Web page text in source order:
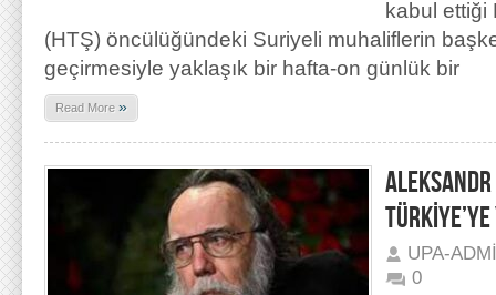
kabul ettiği
(HTŞ) öncülüğündeki Suriyeli muhaliflerin
geçirmesiyle yaklaşık bir hafta-on günlük bir
Read More »
UPA-
0